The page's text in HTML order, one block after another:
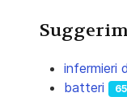
infermieri
batteri 65